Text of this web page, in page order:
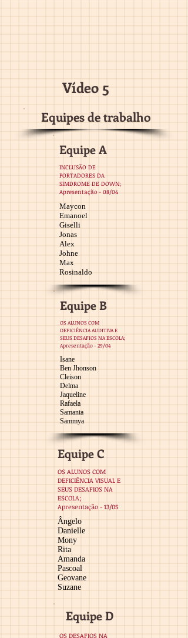
Vídeo 5
Equipes de trabalho
Equipe A
INCLUSÃO DE
PORTADORES DA
SIMDROME DE DOWN;
Apresentação - 08/04
Maycon
Emanoel
Giselli
Jonas
Alex
Johne
Max
Rosinaldo
Equipe B
OS ALUNOS COM
DEFICIÊNCIA AUDITIVA E
SEUS DESAFIOS NA ESCOLA;
Apresentação - 29/04
Isane
Ben Jhonson
Cleison
Delma
Jaqueline
Rafaela
Samanta
Sammya
Equipe C
OS ALUNOS COM
DEFICIÊNCIA VISUAL E
SEUS DESAFIOS NA
ESCOLA;
Apresentação - 13/05
Ângelo
Danielle
Mony
Rita
Amanda
Pascoal
Geovane
Suzane
Equipe D
OS DESAFIOS NA